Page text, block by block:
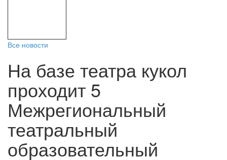
Все новости
На базе театра кукол
проходит 5
Межрегиональный
театральный
образовательный